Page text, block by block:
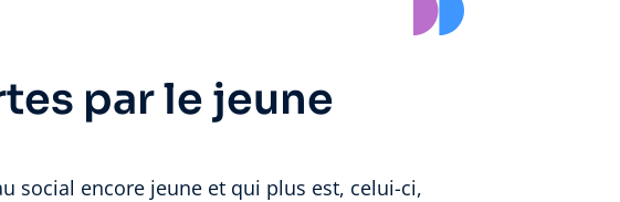
par le jeune
social encore jeune et qui plus est, celui-ci,